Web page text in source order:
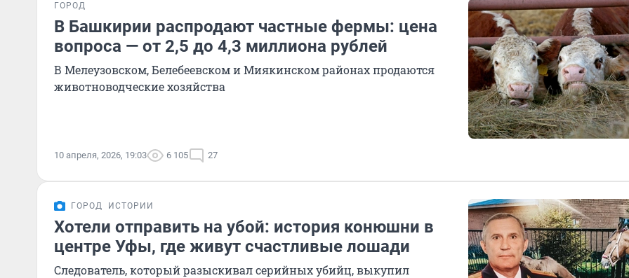
ГОРОД
В Башкирии распродают частные фермы: цена
вопроса — от 2,5 до 4,3 миллиона рублей
В Мелеузовском, Белебеевском и Миякинском районах продаются
животноводческие хозяйства
10 апреля, 2026, 19:03 6 105 27
ГОРОД ИСТОРИИ
Хотели отправить на убой: история конюшни в
центре Уфы, где живут счастливые лошади
Следователь, который разыскивал серийных убийц, выкупил